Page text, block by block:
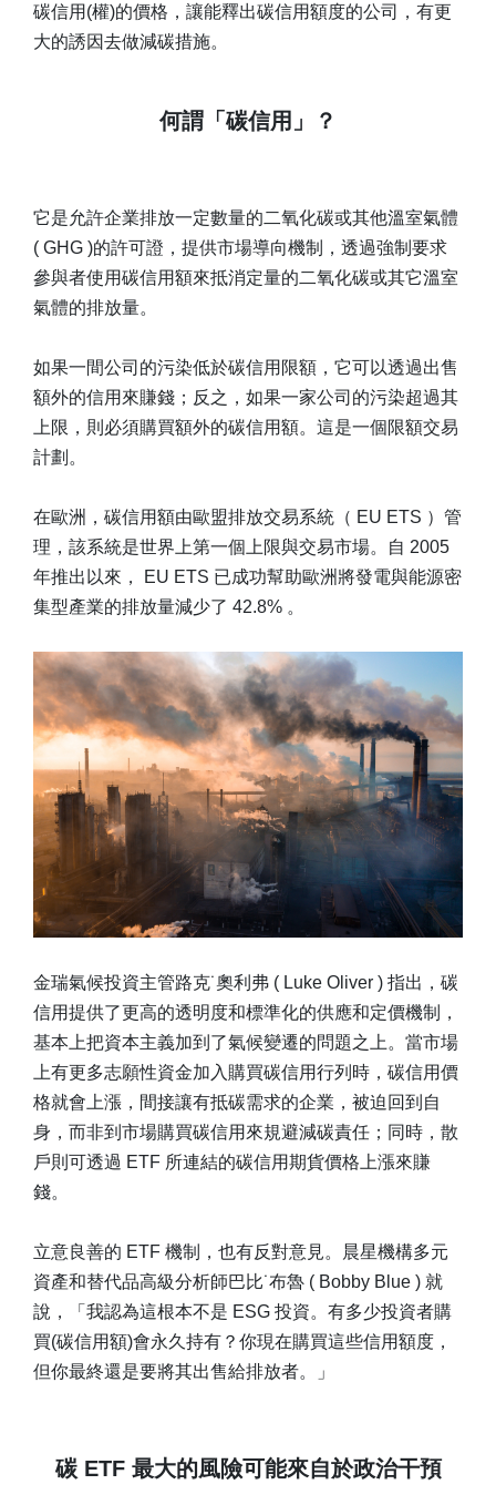
碳信用(權)的價格，讓能釋出碳信用額度的公司，有更
大的誘因去做減碳措施。
何謂「碳信用」？
它是允許企業排放一定數量的二氧化碳或其他溫室氣體
( GHG )的許可證，提供市場導向機制，透過強制要求
參與者使用碳信用額來抵消定量的二氧化碳或其它溫室
氣體的排放量。
如果一間公司的污染低於碳信用限額，它可以透過出售
額外的信用來賺錢；反之，如果一家公司的污染超過其
上限，則必須購買額外的碳信用額。這是一個限額交易
計劃。
在歐洲，碳信用額由歐盟排放交易系統（ EU ETS ）管
理，該系統是世界上第一個上限與交易市場。自 2005
年推出以來， EU ETS 已成功幫助歐洲將發電與能源密
集型產業的排放量減少了 42.8% 。
金瑞氣候投資主管路克˙奧利弗 ( Luke Oliver ) 指出，碳
信用提供了更高的透明度和標準化的供應和定價機制，
基本上把資本主義加到了氣候變遷的問題之上。當市場
上有更多志願性資金加入購買碳信用行列時，碳信用價
格就會上漲，間接讓有抵碳需求的企業，被迫回到自
身，而非到市場購買碳信用來規避減碳責任；同時，散
戶則可透過 ETF 所連結的碳信用期貨價格上漲來賺
錢。
立意良善的 ETF 機制，也有反對意見。晨星機構多元
資產和替代品高級分析師巴比˙布魯 ( Bobby Blue ) 就
說，「我認為這根本不是 ESG 投資。有多少投資者購
買(碳信用額)會永久持有？你現在購買這些信用額度，
但你最終還是要將其出售給排放者。」
碳 ETF 最大的風險可能來自於政治干預